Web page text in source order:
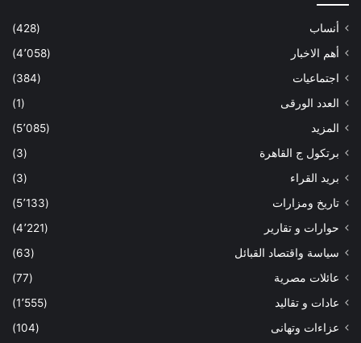
أنساب
(428)
أهم الاخبار
(4٬058)
اجتماعيات
(384)
العدد الورقى
(1)
المزيد
(5٬085)
برتكول ج القاهرة
(3)
بريد القراء
(3)
تاريخ ومزارات
(5٬133)
حوارات و تقارير
(4٬221)
سياسة واقتصاد القبائل
(63)
عائلات مصرية
(77)
عادات و تقاليد
(1٬555)
عزاءات وتهانى
(104)